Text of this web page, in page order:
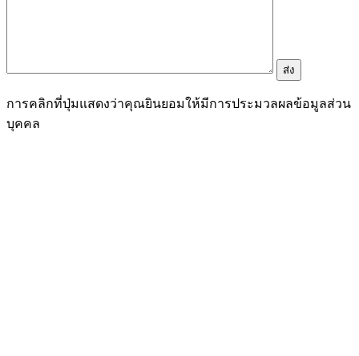
การคลิกที่ปุ่มแสดงว่าคุณยินยอมให้มีการประมวลผลข้อมูลส่วน
บุคคล